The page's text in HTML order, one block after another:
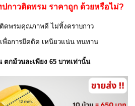
ปกาวติดพรม ราคาถูก ด้วยหรือไม่?
ติดพรมคุณภาพดี ไม่ทิ้งคราบกาว
พื่อการยึดติด เหนียวแน่น ทนทาน
ตกม้วนละเพียง 65 บาทเท่านั้น